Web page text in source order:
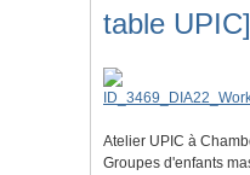
table UPIC]
Atelier UPIC à
Groupes d'enfants